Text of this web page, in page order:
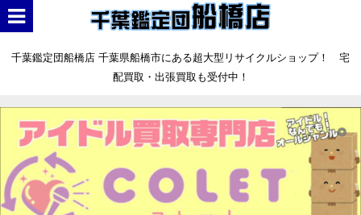
千葉鑑定団船橋店 千葉県船橋市にある超大型リサイクルショップ！ 宅
配買取・出張買取も受付中！